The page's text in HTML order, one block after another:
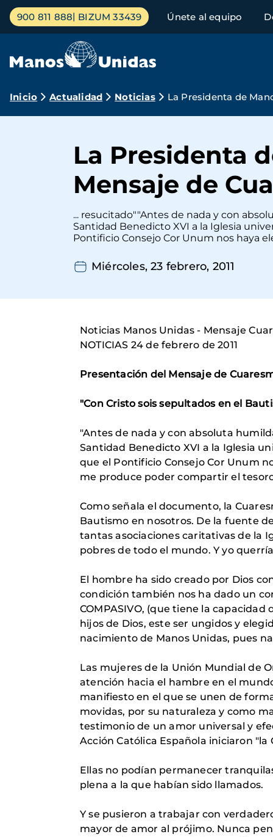
Pasar
contenido
Menú
principal
900 811 888 BIZUM 33439 Únete al equipo
Ruta
navegación
Inicio Actualidad Noticias La Presidenta de
La Presidenta
Mensaje de
... resucitado""Antes de nada y con
Santidad Benedicto XVI a la Iglesia
Pontificio Consejo Cor Unum nos haya
Miércoles, 23 febrero, 2011
Noticias Manos Unidas - Mensaje
NOTICIAS 24 de febrero de 2011
Presentación del Mensaje de
"Con Cristo sois sepultados en el
"Antes de nada y con absoluta
Santidad Benedicto XVI a la Iglesia
que el Pontificio Consejo Cor Unum
me produce poder compartir el
Como señala el documento, la
Bautismo en nosotros. De la fuente
tantas asociaciones caritativas de la
pobres de todo el mundo. Y yo
El hombre ha sido creado por Dios
condición también nos ha dado un
COMPASIVO, (que tiene la
hijos de Dios, este ser ungidos y
nacimiento de Manos Unidas, pues
Las mujeres de la Unión Mundial de
atención hacia el hambre en el
manifiesto en el que se unen de
movidas, por su naturaleza y como
testimonio de un amor universal y
Acción Católica Española iniciaron
Ellas no podían permanecer
plena a la que habían sido llamados.
Y se pusieron a trabajar con
mayor de amor al prójimo. Nunca